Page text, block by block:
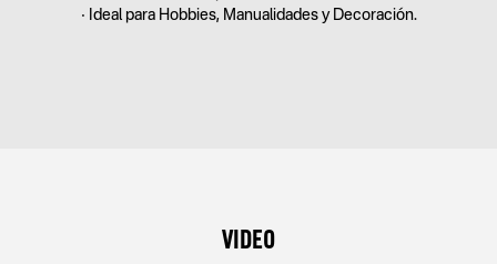
• Ideal para Hobbies, Manualidades y Decoración.
VIDEO